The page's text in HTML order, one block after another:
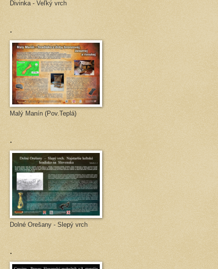
Divinka - Veľký vrch
.
Malý Manín (Pov.Teplá)
.
Dolné Orešany - Slepý vrch
.